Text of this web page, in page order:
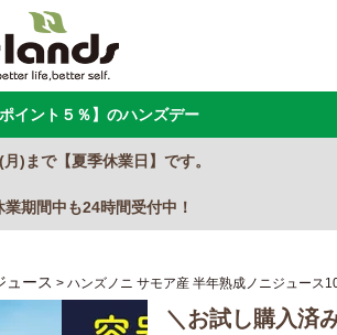
イント５％】のハンズデー
)まで【夏季休業日】です。
期間中も24時間受付中！
ュース ハンズノニ サモア産 半年熟成ノニジュース
＼お試し購入済